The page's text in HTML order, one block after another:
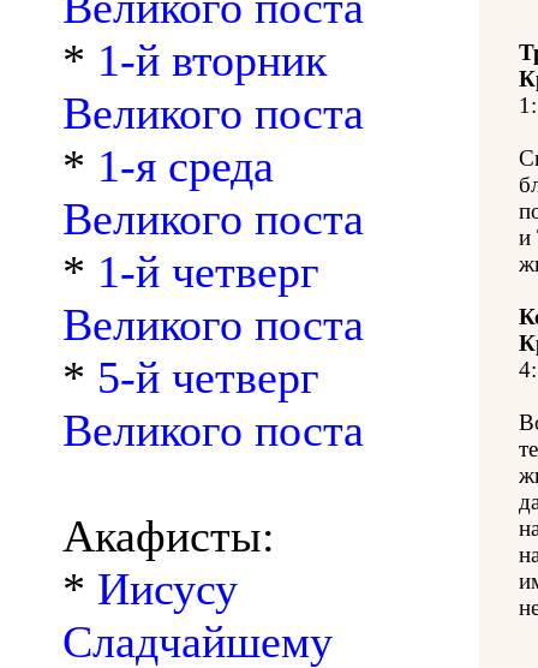
* 1-й вторник
Великого поста
* 1-я среда
Великого поста
* 1-й четверг
Великого поста
* 5-й четверг
Великого поста
Акафисты:
* Иисусу
Сладчайшему
1:
и
4: